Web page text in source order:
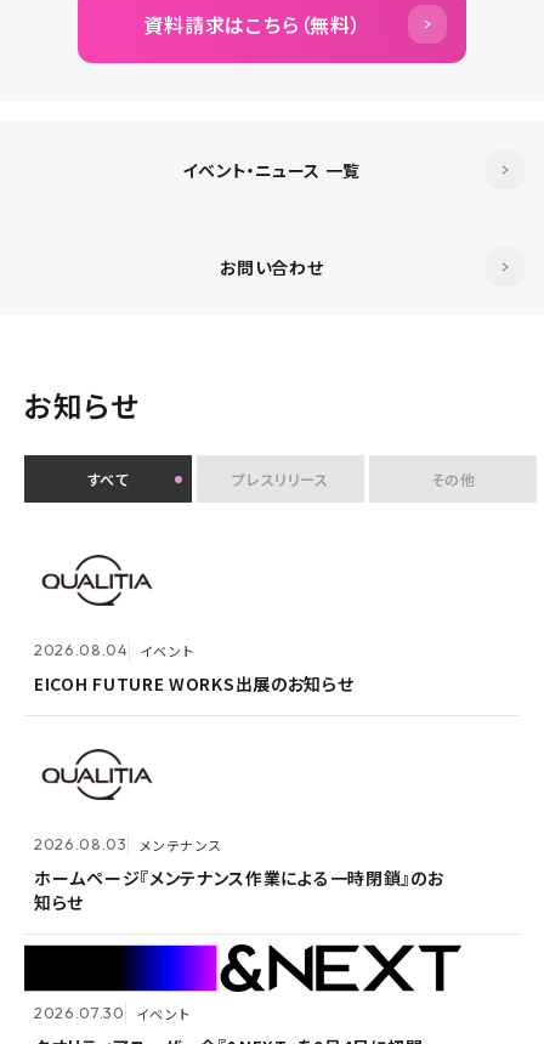
資料請求はこちら（無料）
イベント・ニュース 一覧
お問い合わせ
お知らせ
すべて プレスリリース その他
2026.08.04 イベント
EICOH FUTURE WORKS出展のお知らせ
2026.08.03 メンテナンス
ホームページ『メンテナンス作業による一時閉鎖』のお
知らせ
2026.07.30 イベント
2026.07.30
クオリティアユーザー会『&NEXT』を9月4日に初開
催 〜リアルな交流を通じて、経営理念「つなげる・つな
がる想いを未来へつなぐ」を体現〜
Active! gate SS、SaaS型メール誤送信防止市場でシ
ェア1位を3年連続獲得
2026.07.09 自社ウェビナー
2026.08.03 メンテナンス
ホームページ『メンテナンス作業による一時閉鎖』のお
2026.05.14 メンテナンス
ホームページ『メンテナンス作業による一時閉鎖』のお